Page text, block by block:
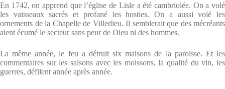
En 1742, on apprend que l’église de Lisle a été cambriolée. On a volé
les vaisseaux sacrés et profané les hosties. On a aussi volé les
ornements de la Chapelle de Villedieu. Il semblerait que des mécréants
aient écumé le secteur sans peur de Dieu ni des hommes.
La même année, le feu a détruit six maisons de la paroisse. Et les
commentaires sur les saisons avec les moissons, la qualité du vin, les
guerres, défilent année après année.